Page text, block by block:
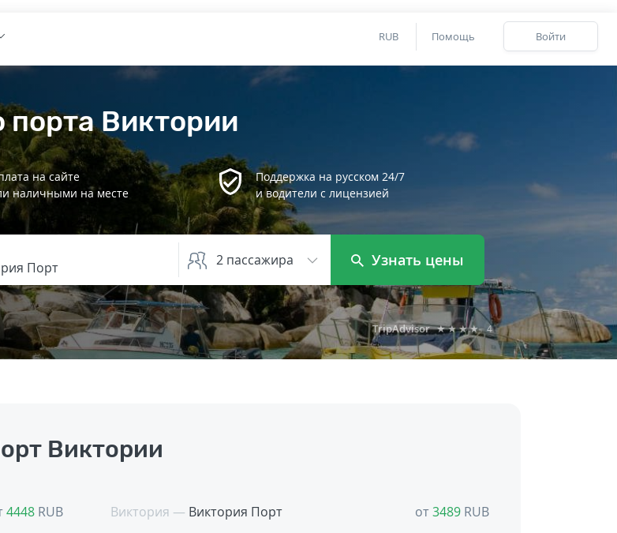
RUB Помощь Войти
Виктории
на сайте
наличными на месте
Поддержка на русском 24/7
и водители с лицензией
2 пассажира Узнать цены
TripAdvisor ★★★★ 4
Виктории
4448 RUB Виктория — Виктория Порт от3489 RUB